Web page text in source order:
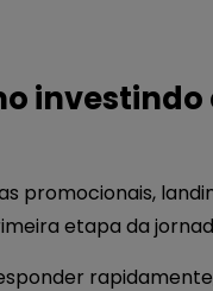
investindo
promocionais,
etapa da